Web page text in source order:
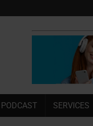
PODCAST SERVICES